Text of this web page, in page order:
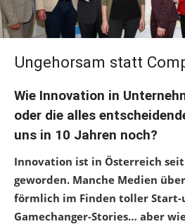
Ungehorsam statt
Wie Innovation in
oder die alles
uns in 10 Jahren noch?
Innovation ist in Österreich
geworden. Manche Medien
förmlich im Finden toller Start-
Gamechanger-Stories… aber